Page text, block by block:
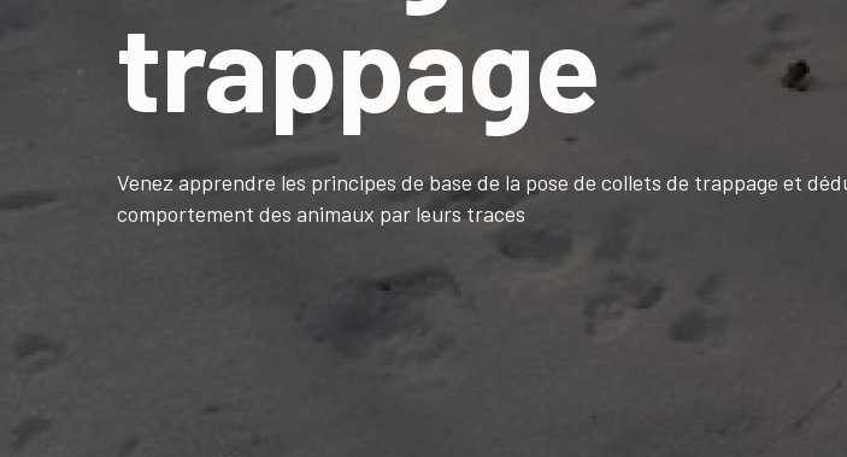
trappage
Venez apprendre les principes de base de la pose de collets de trappage et
comportement des animaux par leurs traces